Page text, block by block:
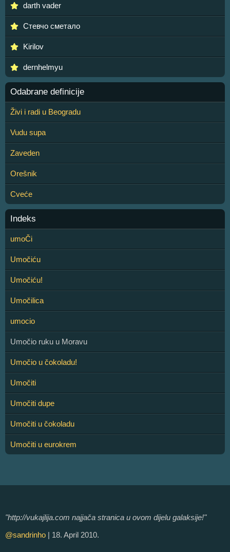
darth vader
Стевчо сметало
Kirilov
dernhelmyu
Odabrane definicije
Živi i radi u Beogradu
Vudu supa
Zaveden
Orešnik
Cveće
Indeks
umoČi
Umočiću
Umočiću!
Umočilica
umocio
Umočio ruku u Moravu
Umočio u čokoladu!
Umočiti
Umočiti dupe
Umočiti u čokoladu
Umočiti u eurokrem
"http://vukajlija.com najjača stranica u ovom dijelu galaksije!"
@sandrinho | 18. April 2010.